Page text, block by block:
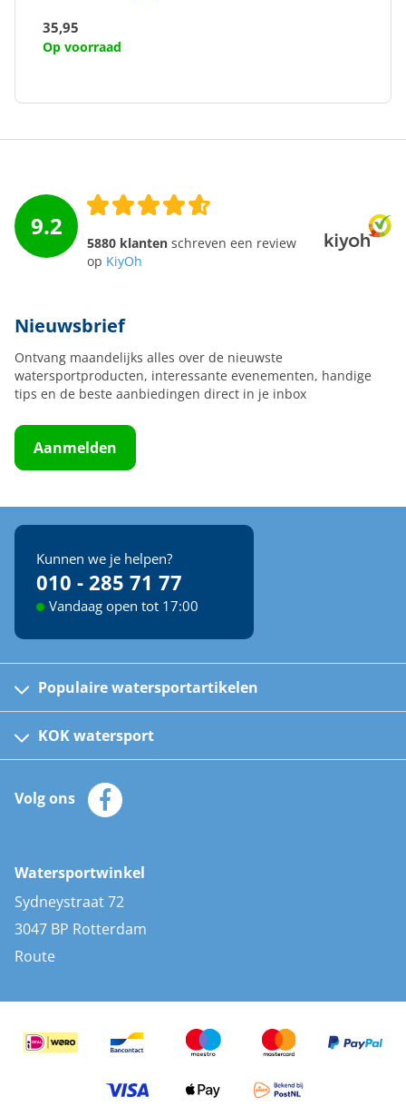
35,95
Op voorraad
9.2
5880 klanten schreven een review
op KiyOh
Nieuwsbrief
Ontvang maandelijks alles over de nieuwste
watersportproducten, interessante evenementen, handige
tips en de beste aanbiedingen direct in je inbox
Aanmelden
Kunnen we je helpen?
010 - 285 71 77
Vandaag open tot 17:00
Populaire watersportartikelen
Kinder reddingsvesten
Automatische reddingsvesten
Zeilkleding
Zonnepanelen
AIS transponders
Stootwillen en fenders
Bootkussens
Zwemtrappen
KOK watersport
Klantenservice
Merken
Volg ons
Watersportwinkel
Sydneystraat 72
3047 BP Rotterdam
Route